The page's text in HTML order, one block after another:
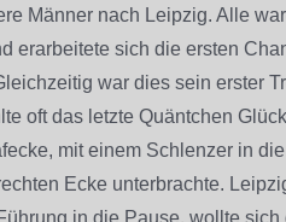
Männer nach Leipzig. Alle
erarbeitete sich die ersten
war dies sein erster
oft das letzte Quäntchen
mit einem Schlenzer in
Ecke unterbrachte.